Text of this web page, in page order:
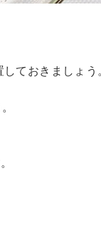
ておきましょう